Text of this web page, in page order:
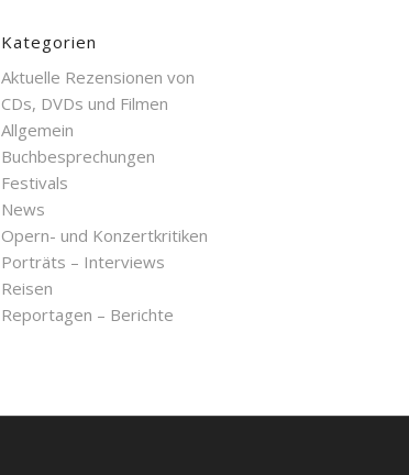
Kategorien
Aktuelle Rezensionen von
CDs, DVDs und Filmen
Allgemein
Buchbesprechungen
Festivals
News
Opern- und Konzertkritiken
Porträts – Interviews
Reisen
Reportagen – Berichte